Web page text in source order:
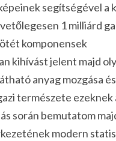
segítségével a
1 milliárd
komponensek
kihívást jelent majd
anyag mozgása
természete
során bemutatom
modern